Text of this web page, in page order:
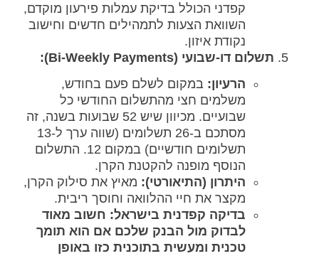
קפדני הכולל בדיקת עמלות פירעון מוקדם,
השוואת הצעות לתמהילים חדשים וחישוב
נקודת איזון.
תשלום דו-שבועי (Bi-Weekly Payments):
הרעיון: במקום לשלם פעם בחודש,
משלמים חצי מהתשלום החודשי כל
שבועיים. מכיוון שיש 52 שבועות בשנה, זה
מסתכם ב-26 תשלומים (שווה ערך ל-13
תשלומים חודשיים) במקום 12. התשלום
הנוסף מופנה להקטנת הקרן.
היתרון (התיאורטי): מאיץ את סילוק הקרן,
מקצר את חיי ההלוואה וחוסך ריבית.
בדיקה קפדנית בישראל: חשוב מאוד
לבדוק מול הבנק שלכם אם הוא תומך
טכנית ומעשית בתוכנית כזו באופן